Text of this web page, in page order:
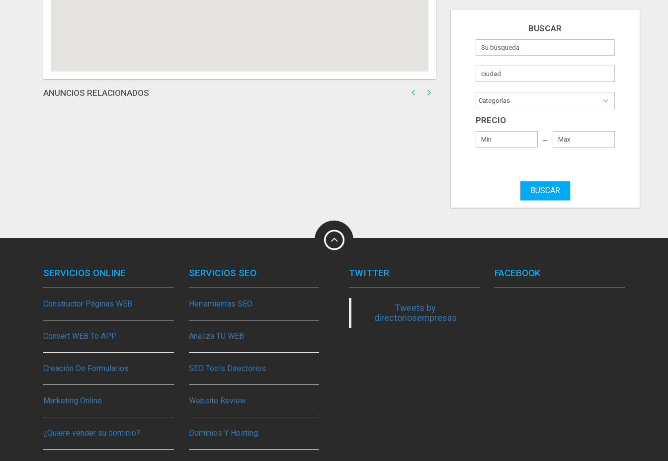
ANUNCIOS RELACIONADOS
BUSCAR
PRECIO
BUSCAR
SERVICIOS ONLINE
Constructor Páginas WEB
Convert WEB To APP
Creación De Formularios
Marketing Online
¿Quiere vender su dominio?
SERVICIOS SEO
Herramientas SEO
Analiza TU WEB
SEO Tools Directorios
Website Review
Dominios Y Hosting
TWITTER
Tweets by
directoriosempresas
FACEBOOK